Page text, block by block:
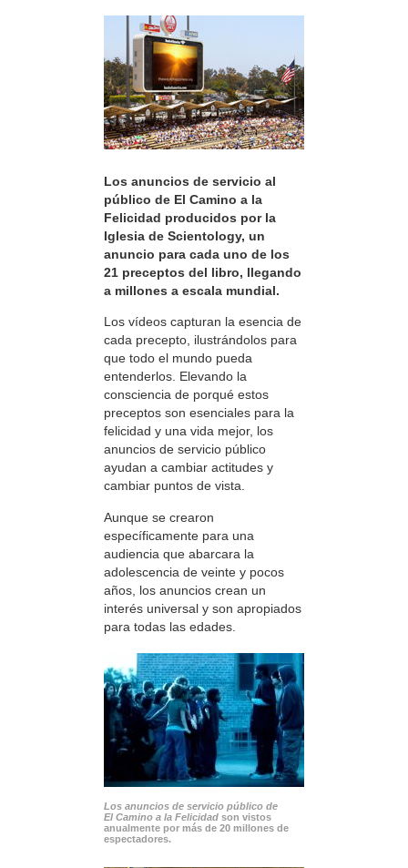
Los anuncios de servicio al
público de El Camino a la
Felicidad producidos por la
Iglesia de Scientology, un
anuncio para cada uno de los
21 preceptos del libro, llegando
a millones a escala mundial.
Los vídeos capturan la esencia de
cada precepto, ilustrándolos para
que todo el mundo pueda
entenderlos. Elevando la
consciencia de porqué estos
preceptos son esenciales para la
felicidad y una vida mejor, los
anuncios de servicio público
ayudan a cambiar actitudes y
cambiar puntos de vista.
Aunque se crearon
específicamente para una
audiencia que abarcara la
adolescencia de veinte y pocos
años, los anuncios crean un
interés universal y son apropiados
para todas las edades.
Los anuncios de servicio público de
El Camino a la Felicidad son vistos
anualmente por más de 20 millones de
espectadores.